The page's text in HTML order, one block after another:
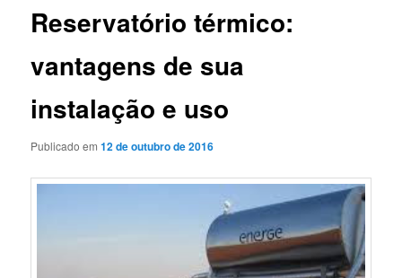
Reservatório térmico:
vantagens de sua
instalação e uso
Publicado em12 de outubro de 2016